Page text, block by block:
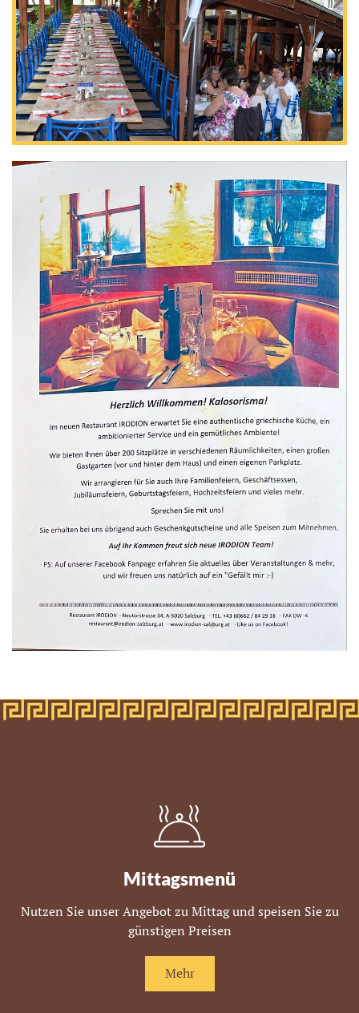
Mittagsmenü
Nutzen Sie unser Angebot zu Mittag und speisen Sie zu
günstigen Preisen
Mehr